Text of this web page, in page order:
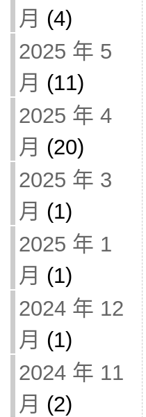
月 (4)
2025 年 5
月 (11)
2025 年 4
月 (20)
2025 年 3
月 (1)
2025 年 1
月 (1)
2024 年 12
月 (1)
2024 年 11
月 (2)